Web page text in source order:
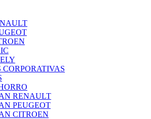
CORPORATIVAS
RENAULT
PEUGEOT
CITROEN